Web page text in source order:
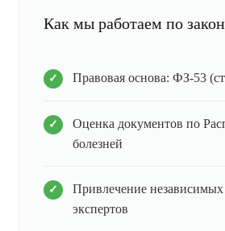
Как мы работаем по
Правовая основа: ФЗ-53
Оценка документов по
болезней
Привлечение
экспертов